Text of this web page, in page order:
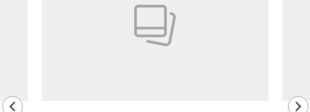
previous element